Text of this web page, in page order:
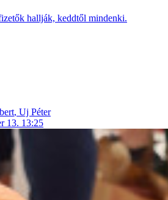
hallják, keddtől mindenki.
, Uj Péter
13. 13:25